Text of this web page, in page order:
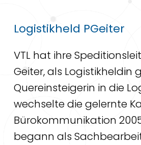
Logistikheld PGeiter
VTL hat ihre
Geiter, als Logistikheldin
Quereinsteigerin in die
wechselte die gelernte
Bürokommunikation
begann als